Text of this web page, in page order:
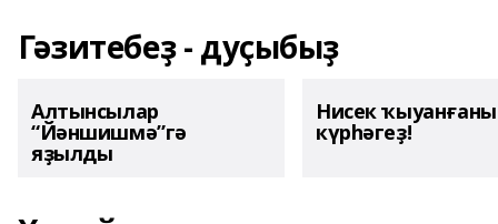
Гәзитебеҙ - дуҫыбыҙ
Алтынсылар
“Йәншишмә”гә
яҙылды
Нисек
күрһәгеҙ!